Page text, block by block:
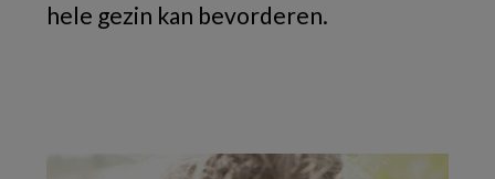
hele gezin kan bevorderen.